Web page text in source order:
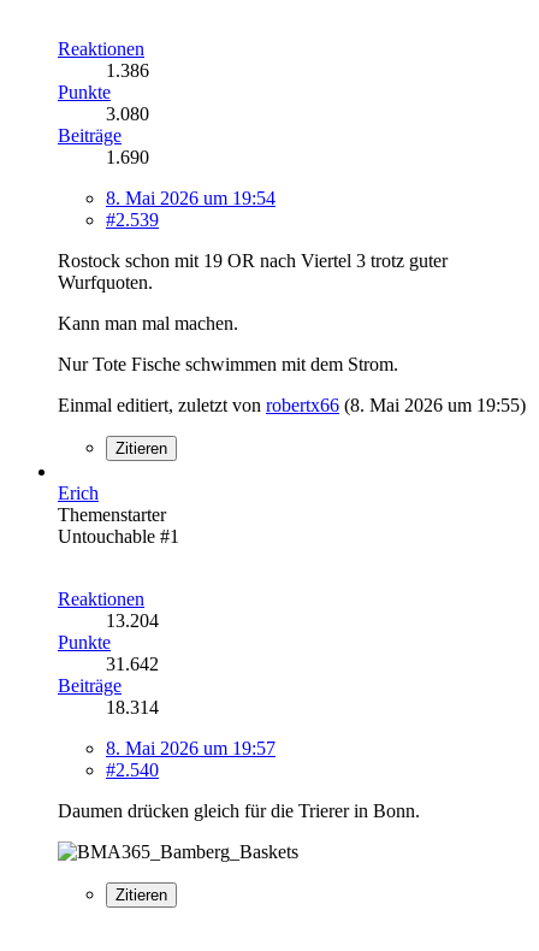
Reaktionen
1.386
Punkte
3.080
Beiträge
1.690
8. Mai 2026 um 19:54
#2.539
Rostock schon mit 19 OR nach Viertel 3 trotz guter
Wurfquoten.
Kann man mal machen.
Nur Tote Fische schwimmen mit dem Strom.
Einmal editiert, zuletzt von robertx66 (8. Mai 2026 um 19:55)
Zitieren
Erich
Themenstarter
Untouchable #1
Reaktionen
13.204
Punkte
31.642
Beiträge
18.314
8. Mai 2026 um 19:57
#2.540
Daumen drücken gleich für die Trierer in Bonn.
Zitieren